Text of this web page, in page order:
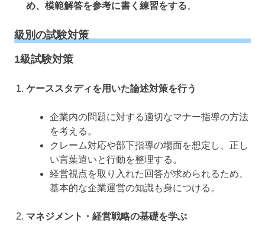
め、模範解答を参考に書く練習をする。
級別の試験対策
1級試験対策
ケーススタディを用いた論述対策を行う
企業内の問題に対する適切なマナー指導の方法
を考える。
クレーム対応や部下指導の場面を想定し、正し
い言葉遣いと行動を整理する。
経営視点を取り入れた回答が求められるため、
基本的な企業運営の知識も身につける。
マネジメント・経営戦略の基礎を学ぶ